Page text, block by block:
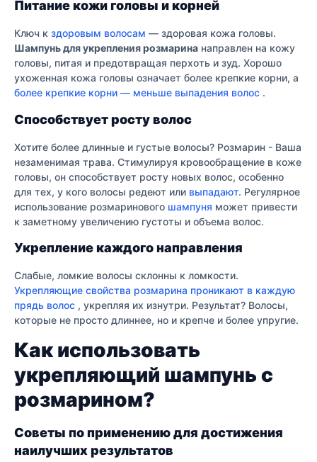
Питание кожи головы и корней
Ключ к здоровым волосам — здоровая кожа головы.
Шампунь для укрепления розмарина направлен на кожу
головы, питая и предотвращая перхоть и зуд. Хорошо
ухоженная кожа головы означает более крепкие корни, а
более крепкие корни — меньше выпадения волос .
Способствует росту волос
Хотите более длинные и густые волосы? Розмарин - Ваша
незаменимая трава. Стимулируя кровообращение в коже
головы, он способствует росту новых волос, особенно
для тех, у кого волосы редеют или выпадают. Регулярное
использование розмаринового шампуня может привести
к заметному увеличению густоты и объема волос.
Укрепление каждого направления
Слабые, ломкие волосы склонны к ломкости.
Укрепляющие свойства розмарина проникают в каждую
прядь волос , укрепляя их изнутри. Результат? Волосы,
которые не просто длиннее, но и крепче и более упругие.
Как использовать
укрепляющий шампунь с
розмарином?
Советы по применению для достижения
наилучших результатов